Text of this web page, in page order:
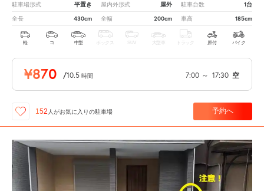
駐車場形式 平置き 屋内外形式 屋外 駐車台数 1台
全長 430cm 全幅 200cm 車高 185cm
軽 コ 中型 ボックス SUV 大型車 トラック 原付 バイク
¥870 /10.5 時間 7:00 ～ 17:30 空
152 人がお気に入りの駐車場 予約へ